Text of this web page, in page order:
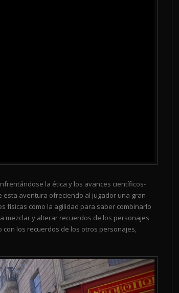
la ética y los avances científicos-
aventura ofreciendo al jugador una gran
físicas como la agilidad para saber combinarlo
mezclar y alterar recuerdos de los personajes
con los recuerdos de los otros personajes,